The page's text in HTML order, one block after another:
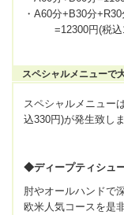
・A60分+B30分+R30
=12300円(税込
スペシャルメニューで
スペシャルメニュー
込330円)が発生致しま
◆ディープティシュ
肘やオールハンドで
欧米人気コースを是